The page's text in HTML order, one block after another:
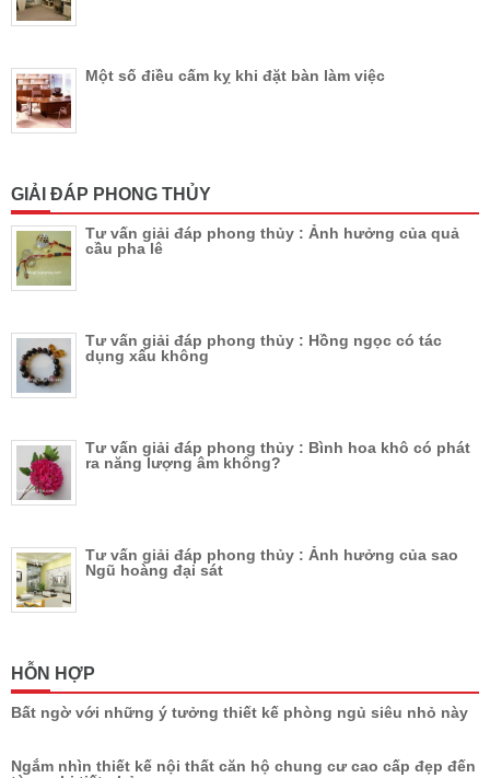
Một số điều cấm kỵ khi đặt bàn làm việc
GIẢI ĐÁP PHONG THỦY
Tư vấn giải đáp phong thủy : Ảnh hưởng của quả
cầu pha lê
Tư vấn giải đáp phong thủy : Hồng ngọc có tác
dụng xấu không
Tư vấn giải đáp phong thủy : Bình hoa khô có phát
ra năng lượng âm không?
Tư vấn giải đáp phong thủy : Ảnh hưởng của sao
Ngũ hoàng đại sát
HỖN HỢP
Bất ngờ với những ý tưởng thiết kế phòng ngủ siêu nhỏ này
Ngắm nhìn thiết kế nội thất căn hộ chung cư cao cấp đẹp đến